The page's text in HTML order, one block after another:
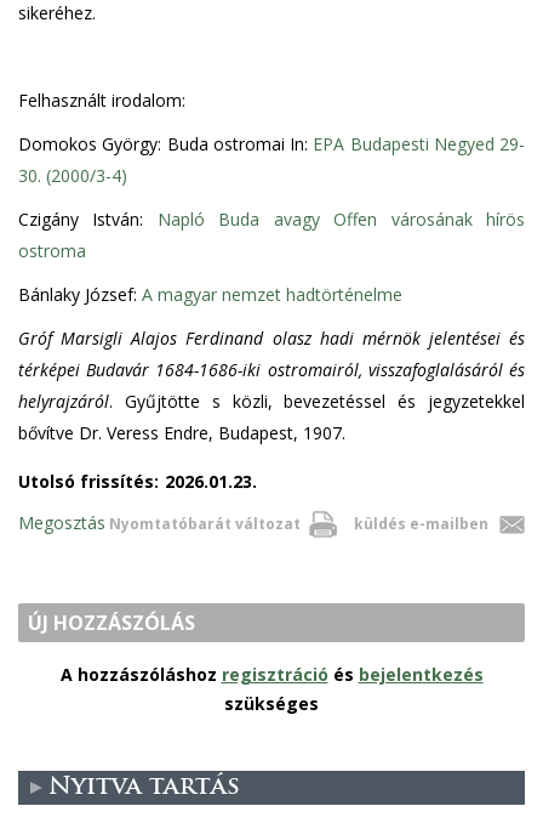
sikeréhez.
Felhasznált irodalom:
Domokos György: Buda ostromai In: EPA Budapesti Negyed 29-
30. (2000/3-4)
Czigány István: Napló Buda avagy Offen városának hírös
ostroma
Bánlaky József: A magyar nemzet hadtörténelme
Gróf Marsigli Alajos Ferdinand olasz hadi mérnök jelentései és
térképei Budavár 1684-1686-iki ostromairól, visszafoglalásáról és
helyrajzáról. Gyűjtötte s közli, bevezetéssel és jegyzetekkel
bővítve Dr. Veress Endre, Budapest, 1907.
Utolsó frissítés: 2026.01.23.
Nyomtatóbarát változat küldés e-mailben
Megosztás
ÚJ HOZZÁSZÓLÁS
A hozzászóláshoz regisztráció és bejelentkezés
szükséges
Nyitva tartás